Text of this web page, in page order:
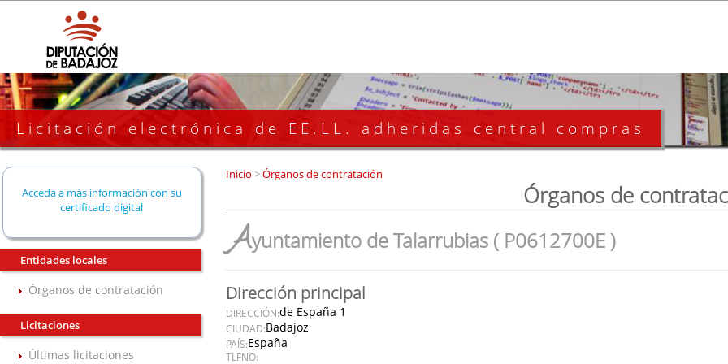
Licitación electrónica de EE.LL. adheridas central compras
Acceda a más información con su
certificado digital
Entidades locales
Órganos de contratación
Licitaciones
Últimas licitaciones
Inicio >Órganos de contratación
Órganos de
Ayuntamiento de Talarrubias ( P0612700E )
Dirección principal
DIRECCIÓN:de España 1
CIUDAD:Badajoz
PAÍS:España
TLFNO: